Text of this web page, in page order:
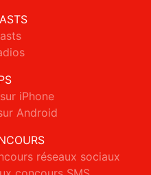
iPhone
Android
réseaux sociaux